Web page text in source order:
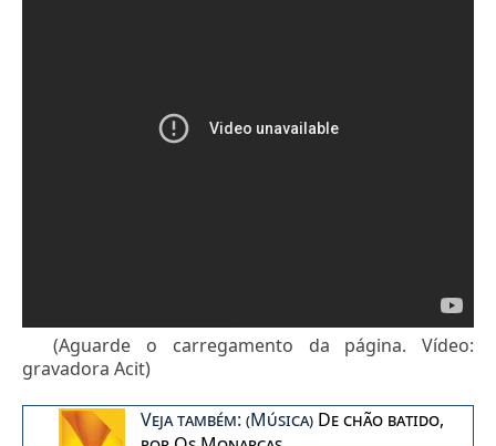
(Aguarde o carregamento da página. Vídeo:
gravadora Acit)
Veja também: (Música) De chão batido,